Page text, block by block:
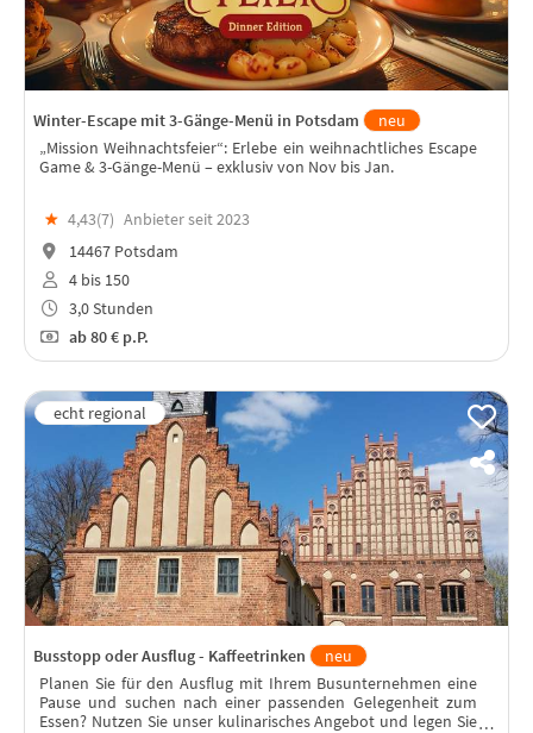
Winter-Escape mit 3-Gänge-Menü in Potsdam
neu
„Mission Weihnachtsfeier“: Erlebe ein weihnachtliches Escape
Game & 3-Gänge-Menü – exklusiv von Nov bis Jan.
★ 4,43(7) Anbieter seit 2023
14467 Potsdam
4 bis 150
3,0 Stunden
ab80 € p.P.
Busstopp oder Ausflug - Kaffeetrinken
neu
Planen Sie für den Ausflug mit Ihrem Busunternehmen eine
Pause und suchen nach einer passenden Gelegenheit zum
Essen? Nutzen Sie unser kulinarisches Angebot und legen Sie